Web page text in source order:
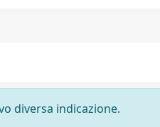
diversa indicazione.